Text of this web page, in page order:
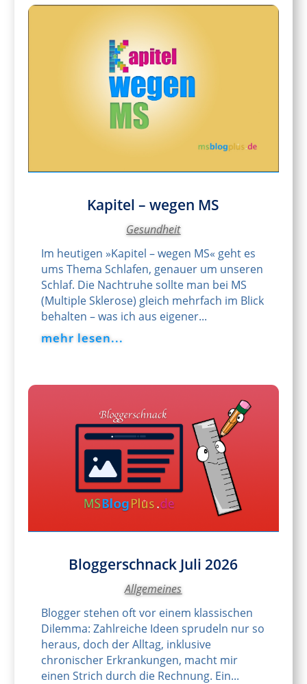
Kapitel – wegen MS
Gesundheit
Im heutigen »Kapitel – wegen MS« geht es
ums Thema Schlafen, genauer um unseren
Schlaf. Die Nachtruhe sollte man bei MS
(Multiple Sklerose) gleich mehrfach im Blick
behalten – was ich aus eigener...
mehr lesen...
Bloggerschnack Juli 2026
Allgemeines
Blogger stehen oft vor einem klassischen
Dilemma: Zahlreiche Ideen sprudeln nur so
heraus, doch der Alltag, inklusive
chronischer Erkrankungen, macht mir
einen Strich durch die Rechnung. Ein...